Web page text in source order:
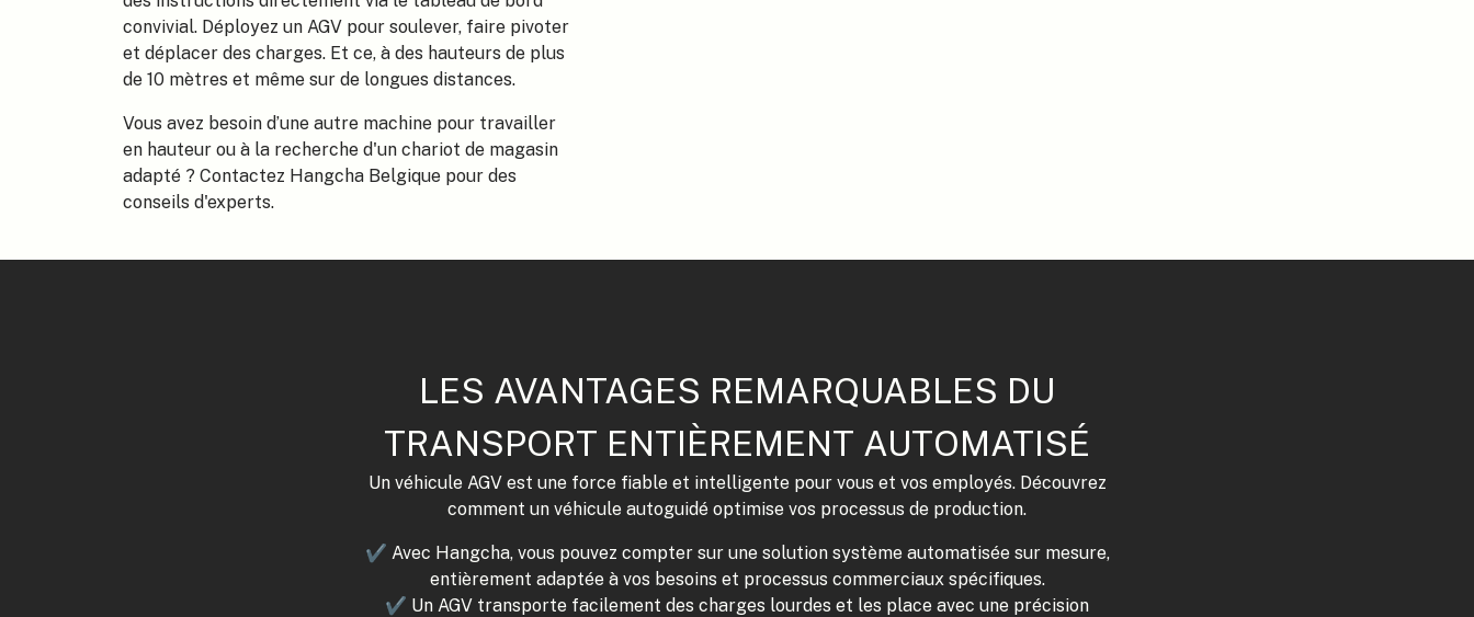
convivial. Déployez un AGV pour soulever, faire pivoter
et déplacer des charges. Et ce, à des hauteurs de plus
de 10 mètres et même sur de longues distances.
Vous avez besoin d’une autre machine pour travailler
en hauteur ou à la recherche d'un chariot de magasin
adapté ? Contactez Hangcha Belgique pour des
conseils d'experts.
LES AVANTAGES REMARQUABLES DU
TRANSPORT ENTIÈREMENT AUTOMATISÉ
Un véhicule AGV est une force fiable et intelligente pour vous et vos employés. Découvrez
comment un véhicule autoguidé optimise vos processus de production.
✔ Avec Hangcha, vous pouvez compter sur une solution système automatisée sur mesure,
entièrement adaptée à vos besoins et processus commerciaux spécifiques.
✔ Un AGV transporte facilement des charges lourdes et les place avec une précision